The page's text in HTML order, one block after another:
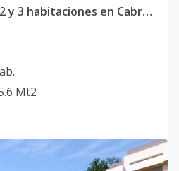
Apartamentos de 1, 2 y 3 habitaciones en Cabrera Maria Trinidad Sanchez
Mt2